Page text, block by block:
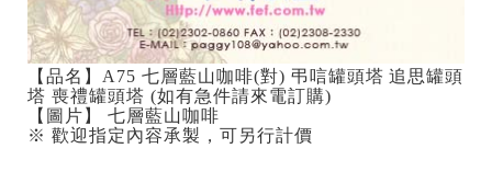
【品名】A75 七層藍山咖啡(對) 弔唁罐頭塔 追思罐頭
塔 喪禮罐頭塔 (如有急件請來電訂購)
【圖片】 七層藍山咖啡
※ 歡迎指定內容承製，可另行計價